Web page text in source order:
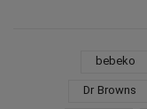
bebeko
Dr Browns